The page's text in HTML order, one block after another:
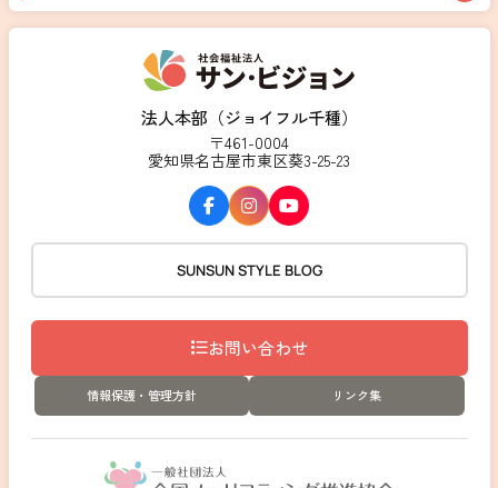
法人本部（ジョイフル千種）
〒461-0004
愛知県名古屋市東区葵3-25-23
SUNSUN STYLE BLOG
お問い合わせ
情報保護・管理方針 リンク集